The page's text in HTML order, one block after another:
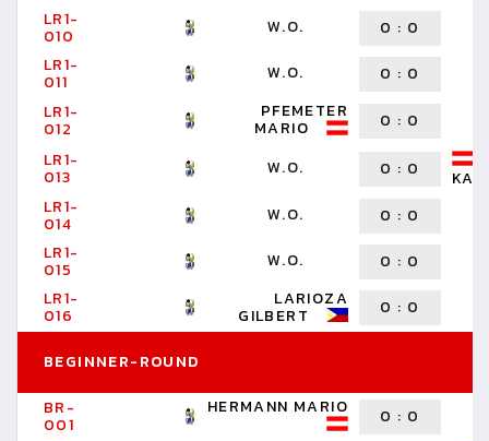
LR1-
010 W.O. 0 : 0
LR1-
011 W.O. 0 : 0
LR1-
012
PFEMETER
MARIO 0 : 0
LR1-
013 W.O. 0 : 0
LR1-
014 W.O. 0 : 0
LR1-
015 W.O. 0 : 0
LR1-
016
LARIOZA
GILBERT 0 : 0
BEGINNER-ROUND
BR-
001
HERMANN MARIO 0 : 0